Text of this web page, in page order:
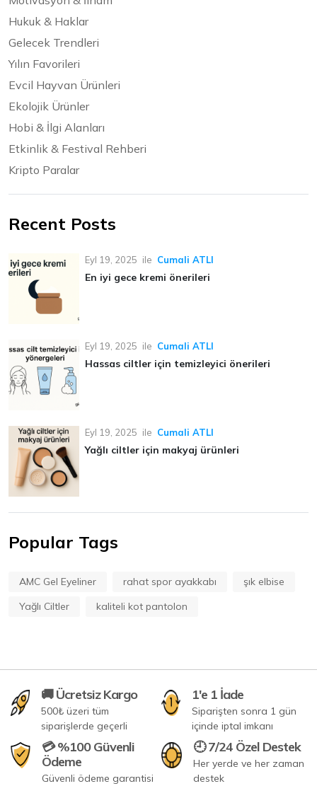
Hukuk & Haklar
Gelecek Trendleri
Yılın Favorileri
Evcil Hayvan Ürünleri
Ekolojik Ürünler
Hobi & İlgi Alanları
Etkinlik & Festival Rehberi
Kripto Paralar
Recent Posts
Eyl 19, 2025 ile Cumali ATLI
En iyi gece kremi önerileri
Eyl 19, 2025 ile Cumali ATLI
Hassas ciltler için temizleyici önerileri
Eyl 19, 2025 ile Cumali ATLI
Yağlı ciltler için makyaj ürünleri
Popular Tags
AMC Gel Eyeliner rahat spor ayakkabı
şık elbise
Yağlı Ciltler
kaliteli kot pantolon
🚚 Ücretsiz Kargo
500₺ üzeri tüm
siparişlerde geçerli
1'e 1 İade
Siparişten sonra 1 gün
içinde iptal imkanı
💳 %100 Güvenli
Ödeme
Güvenli ödeme garantisi
🕘 7/24 Özel Destek
Her yerde ve her zaman
destek